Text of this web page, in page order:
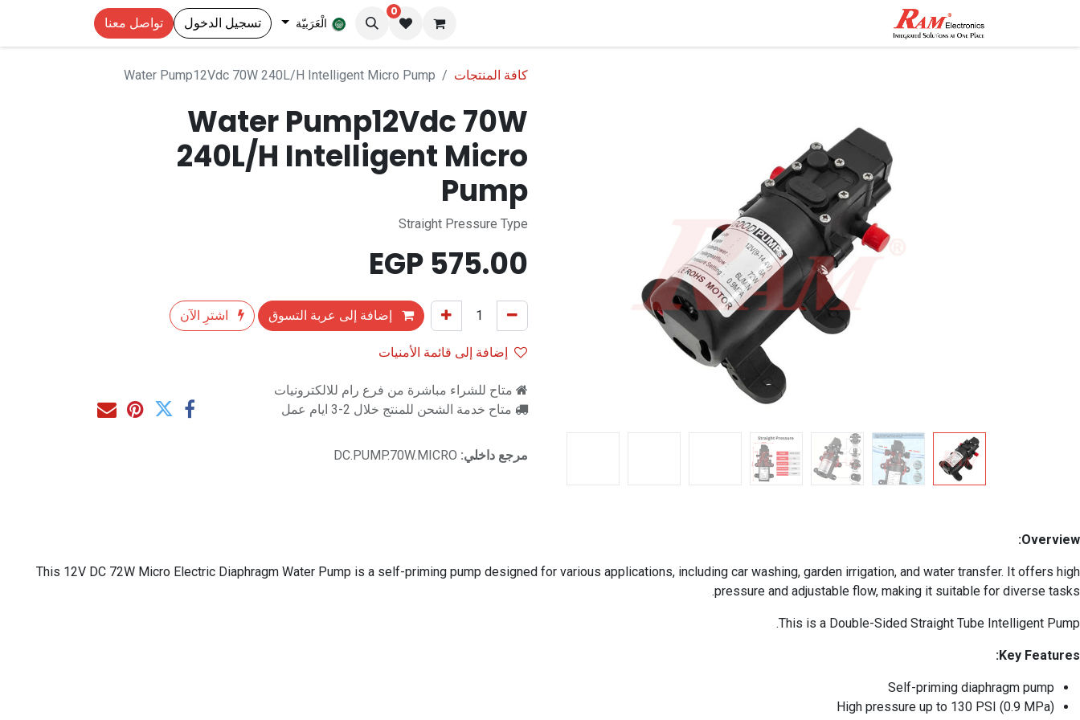
0
الْعَرَبيّة تسجيل الدخول تواصل معنا
كافة المنتجات Water Pump12Vdc 70W 240L/H Intelligent Micro Pump
Water Pump12Vdc 70W
240L/H Intelligent Micro
Pump
Straight Pressure Type
575.00
إضافة إلى عربة التسوق
اشترِ الآن
إضافة إلى قائمة الأمنيات
متاح للشراء مباشرة من فرع رام للالكترونيات
متاح خدمة الشحن للمنتج خلال 2-3 ايام عمل
مرجع داخلي: DC.PUMP.70W.MICRO
Overview:
This 12V DC 72W Micro Electric Diaphragm Water Pump is a self-priming pump designed for various applications, including car washing, garden irrigation, and water transfer. It offers high
pressure and adjustable flow, making it suitable for diverse tasks.
This is a Double-Sided Straight Tube Intelligent Pump.
Key Features:
Self-priming diaphragm pump
High pressure up to 130 PSI (0.9 MPa)